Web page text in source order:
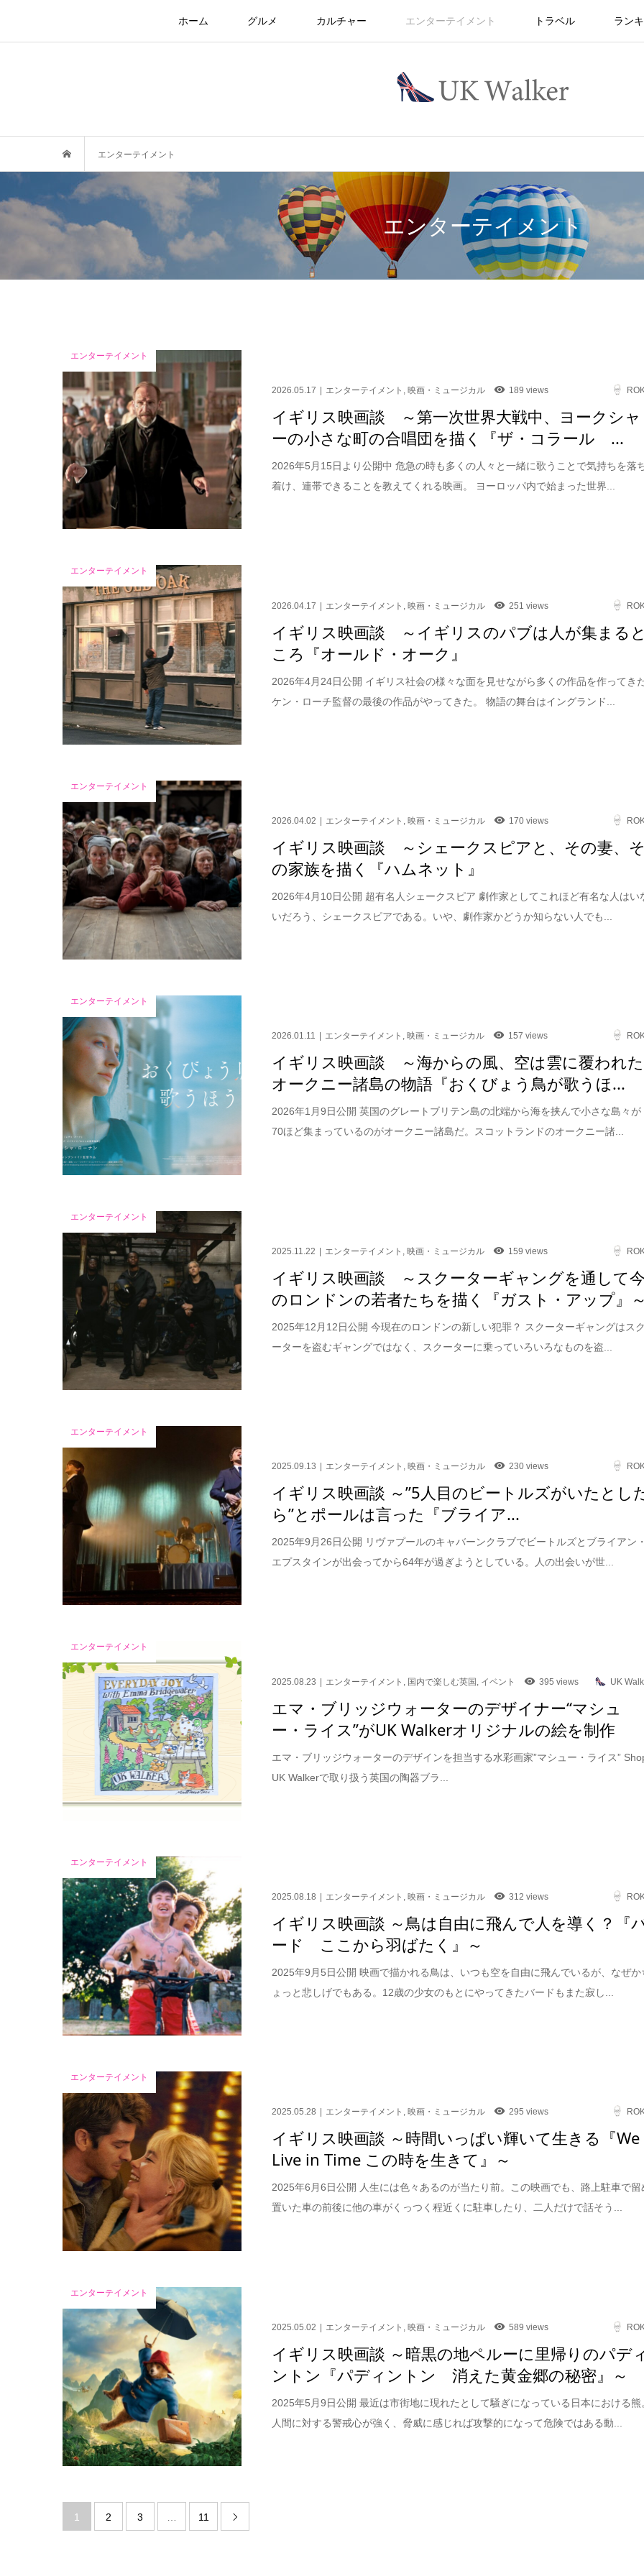
ホーム グルメ カルチャー エンターテイメント トラベル ラン
エンターテイメント
エンターテイメント
エンターテイメント
2026.05.17 エンターテイメント , 映画・ミュージカル 189 views
イギリス映画談 ～第一次世界大戦中、ヨークシャ
ーの小さな町の合唱団を描く『ザ・コラール ...
2026年5月15日より公開中 危急の時も多くの人々と一緒に歌うことで気持ちを落
着け、連帯できることを教えてくれる映画。 ヨーロッパ内で始まった世界...
エンターテイメント
2026.04.17 エンターテイメント ,映画・ミュージカル 251 views
イギリス映画談 ～イギリスのパブは人が集まると
ころ『オールド・オーク』
2026年4月24日公開 イギリス社会の様々な面を見せながら多くの作品を作ってき
ケン・ローチ監督の最後の作品がやってきた。 物語の舞台はイングランド...
エンターテイメント
2026.04.02 エンターテイメント , 映画・ミュージカル 170 views
イギリス映画談 ～シェークスピアと、その妻、そ
の家族を描く『ハムネット』
2026年4月10日公開 超有名人シェークスピア 劇作家としてこれほど有名な人はい
いだろう、シェークスピアである。いや、劇作家かどうか知らない人でも...
エンターテイメント
2026.01.11 エンターテイメント , 映画・ミュージカル 157 views
イギリス映画談 ～海からの風、空は雲に覆われた
オークニー諸島の物語『おくびょう鳥が歌うほ...
2026年1月9日公開 英国のグレートブリテン島の北端から海を挟んで小さな島々が
70ほど集まっているのがオークニー諸島だ。スコットランドのオークニー諸...
エンターテイメント
2025.11.22 エンターテイメント ,映画・ミュージカル 159 views
イギリス映画談 ～スクーターギャングを通して今
のロンドンの若者たちを描く『ガスト・アップ』～
2025年12月12日公開 今現在のロンドンの新しい犯罪？ スクーターギャングはスク
ーターを盗むギャングではなく、スクーターに乗っていろいろなものを盗...
エンターテイメント
2025.09.13 エンターテイメント , 映画・ミュージカル 230 views
イギリス映画談 ～”5人目のビートルズがいたとし
ら”とポールは言った『ブライア...
2025年9月26日公開 リヴァプールのキャバーンクラブでビートルズとブライアン・
エプスタインが出会ってから64年が過ぎようとしている。人の出会いが世...
エンターテイメント
2025.08.23 エンターテイメント 国内で楽しむ英国 イベント 395 views UK
エマ・ブリッジウォーターのデザイナー“マシュ
ー・ライス”がUK Walkerオリジナルの絵を制作
エマ・ブリッジウォーターのデザインを担当する水彩画家”マシュー・ライス”
UK Walkerで取り扱う英国の陶器ブラ...
エンターテイメント
2025.08.18 エンターテイメント , 映画・ミュージカル 312 views
イギリス映画談 ～鳥は自由に飛んで人を導く？『
ード ここから羽ばたく』～
2025年9月5日公開 映画で描かれる鳥は、いつも空を自由に飛んでいるが、なぜか
ょっと悲しげでもある。12歳の少女のもとにやってきたバードもまた寂し...
エンターテイメント
2025.05.28 エンターテイメント , 映画・ミュージカル 295 views
イギリス映画談 ～時間いっぱい輝いて生きる『We
Live in Time この時を生きて』～
2025年6月6日公開 人生には色々あるのが当たり前。この映画でも、路上駐車で留
置いた車の前後に他の車がくっつく程近くに駐車したり、二人だけで話そう...
エンターテイメント
2025.05.02 エンターテイメント ,映画・ミュージカル 589 views
イギリス映画談 ～暗黒の地ペルーに里帰りのパデ
ントン『パディントン 消えた黄金郷の秘密』～
2025年5月9日公開 最近は市街地に現れたとして騒ぎになっている日本における熊
人間に対する警戒心が強く、脅威に感じれば攻撃的になって危険ではある動...
1 2 3 11 